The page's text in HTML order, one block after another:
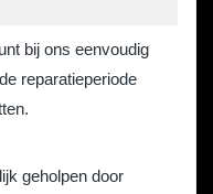
bij ons eenvoudig
reparatieperiode
geholpen door